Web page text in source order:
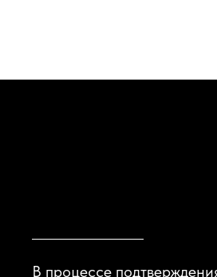
В процессе